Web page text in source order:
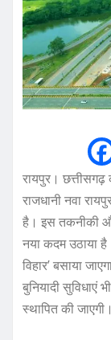
रायपुर।
राजधानी नवा
है। इस तकनीकी
नया कदम उठाया
विहार’ बसाया
बुनियादी सुविधाएं
स्थापित की जाएगी।